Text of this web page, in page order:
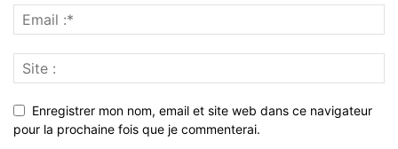
Enregistrer mon nom, email et site web dans ce navigateur
pour la prochaine fois que je commenterai.